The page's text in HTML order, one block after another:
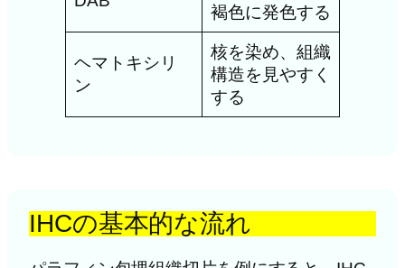
褐色に発色する
ヘマトキシリ
ン
核を染め、組織
構造を見やすく
する
IHCの基本的な流れ